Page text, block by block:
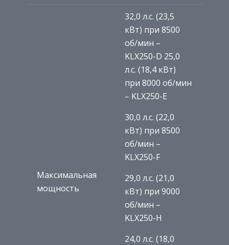
Максимальная
мощность
32,0 л.с. (23,5
кВт) при 8500
об/мин –
KLX250-D 25,0
л.с. (18,4 кВт)
при 8000 об/мин
– KLX250-E
30,0 л.с. (22,0
кВт) при 8500
об/мин –
KLX250-F
29,0 л.с. (21,0
кВт) при 9000
об/мин –
KLX250-H
24,0 л.с. (18,0